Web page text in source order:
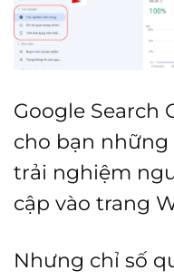
Google Search
cho bạn
trải nghiệm
cập vào trang
Nhưng chỉ số